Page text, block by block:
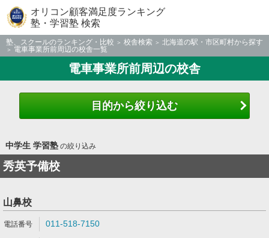
オリコン顧客満足度ランキング
塾・学習塾 検索
塾、スクールのランキング・比較 校舎検索
北海道の駅・市区町村から探す
電車事業所前周辺の校舎一覧
電車事業所前周辺の校舎
目的から絞り込む
中学生 学習塾の絞り込み
秀英予備校
山鼻校
011-518-7150